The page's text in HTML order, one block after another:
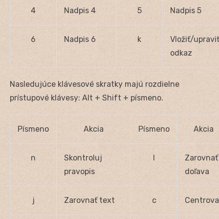
4 Nadpis 4 5 Nadpis 5
6 Nadpis 6 k
Vložiť/upraviť
odkaz
Nasledujúce klávesové skratky majú rozdielne
prístupové klávesy: Alt + Shift + písmeno.
Písmeno Akcia Písmeno Akcia
n
Skontroluj
pravopis
l
Zarovnať
doľava
j Zarovnať text c